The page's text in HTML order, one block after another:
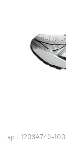
арт. 1203A740-100